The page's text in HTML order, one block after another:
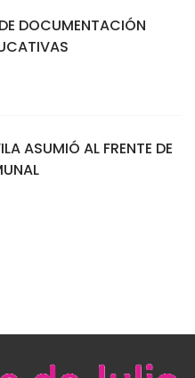
DOCUMENTACIÓN
ASUMIÓ AL FRENTE DE